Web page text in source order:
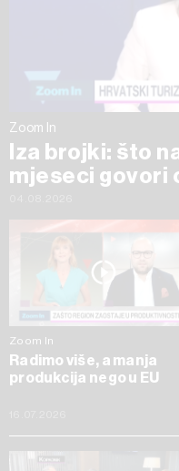
Zoom In
Iza brojki: što
mjeseci govori
Zoom In
Radimo više, a manja
produkcija nego u EU